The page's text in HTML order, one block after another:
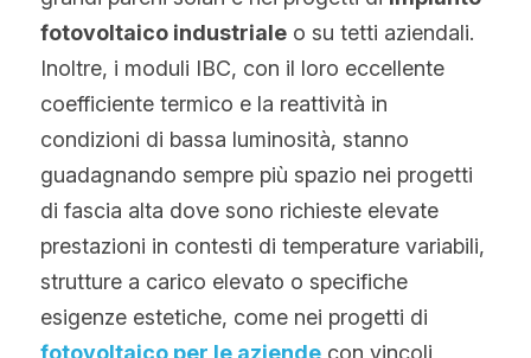
fotovoltaico industriale o su tetti aziendali.
Inoltre, i moduli IBC, con il loro eccellente
coefficiente termico e la reattività in
condizioni di bassa luminosità, stanno
guadagnando sempre più spazio nei progetti
di fascia alta dove sono richieste elevate
prestazioni in contesti di temperature variabili,
strutture a carico elevato o specifiche
fotovoltaico per le aziende con vincoli